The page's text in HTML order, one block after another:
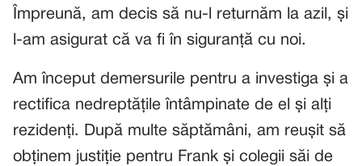
Împreună, am decis să nu-l returnăm la azil, și
l-am asigurat că va fi în siguranță cu noi.
Am început demersurile pentru a investiga și a
rectifica nedreptățile întâmpinate de el și alți
rezidenți. După multe săptămâni, am reușit să
obținem justiție pentru Frank și colegii săi de